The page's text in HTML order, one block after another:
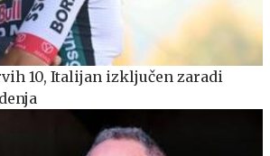
10, Italijan izključen zaradi